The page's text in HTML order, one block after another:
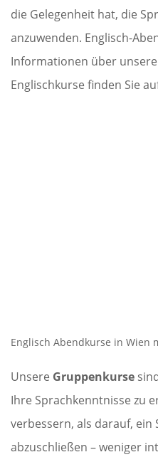
die Gelegenheit hat, die
anzuwenden. Englisch-
Informationen über
Englischkurse finden Sie
Englisch Abendkurse in Wien
Unsere Gruppenkurse
Ihre Sprachkenntnisse zu
verbessern, als darauf, ein
abzuschließen – weniger